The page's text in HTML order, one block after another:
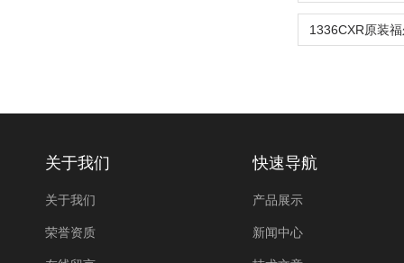
关于我们
关于我们
荣誉资质
快速导航
产品展示
新闻中心